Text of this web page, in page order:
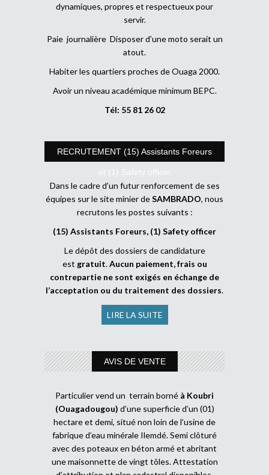
dynamiques, propres et respectueux pour
servir.
Paie journalière Disposer d’une moto serait un
atout.
Habiter les quartiers proches de Ouaga 2000.
Avoir un niveau académique minimum BEPC.
Tél: 55 81 26 02
RECRUTEMENT (15) Assistants Foreurs
et (1) Safety officer
Dans le cadre d’un futur renforcement de ses
équipes sur le site minier deSAMBRADO, nous
recrutons les postes suivants :
(15) Assistants Foreurs, (1) Safety officer
Le dépôt des dossiers de candidature
est gratuit.Aucun paiement, frais ou
contrepartie ne sont exigés en échange de
l’acceptation ou du traitement des dossiers.
LIRE LA SUITE
AVIS DE VENTE
Particulier vend un terrain borné à Koubri
(Ouagadougou) d’une superficie d’un (01)
hectare et demi, situé non loin de l’usine de
fabrique d’eau minérale Ilemdé. Semi clôturé
avec des poteaux en béton armé et abritant
une maisonnette de vingt tôles. Attestation